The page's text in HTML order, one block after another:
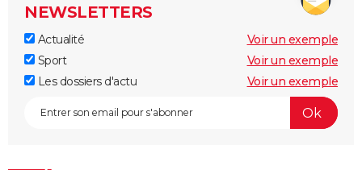
NEWSLETTERS
Actualité
Voir un exemple
Sport
Voir un exemple
Les dossiers d'actu
Voir un exemple